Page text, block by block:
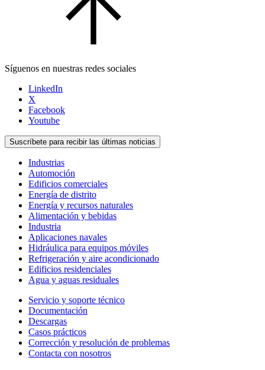
Síguenos en nuestras redes sociales
LinkedIn
X
Facebook
Youtube
Suscríbete para recibir las últimas noticias
Industrias
Automoción
Edificios comerciales
Energía de distrito
Energía y recursos naturales
Alimentación y bebidas
Industria
Aplicaciones navales
Hidráulica para equipos móviles
Refrigeración y aire acondicionado
Edificios residenciales
Agua y aguas residuales
Servicio y soporte técnico
Documentación
Descargas
Casos prácticos
Corrección y resolución de problemas
Contacta con nosotros